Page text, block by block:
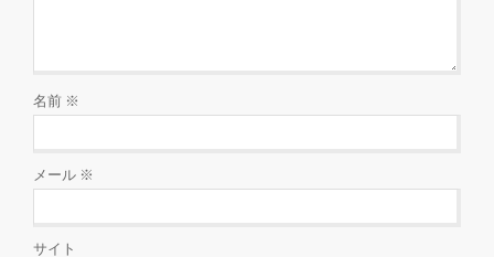
名前 ※
メール ※
サイト